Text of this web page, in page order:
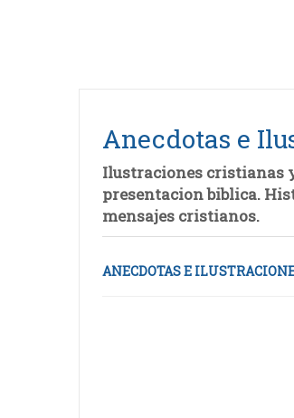
Anecdotas e
Ilustraciones cristianas
presentacion biblica.
mensajes cristianos.
ANECDOTAS E